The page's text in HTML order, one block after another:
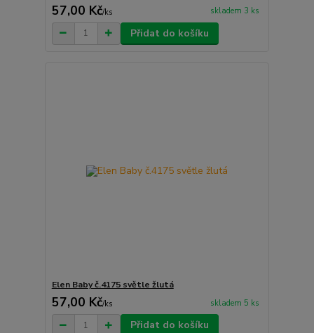
57,00 Kč/ks skladem 3 ks
Přidat do košíku
Elen Baby č.4175 světle žlutá
57,00 Kč/ks skladem 5 ks
Přidat do košíku